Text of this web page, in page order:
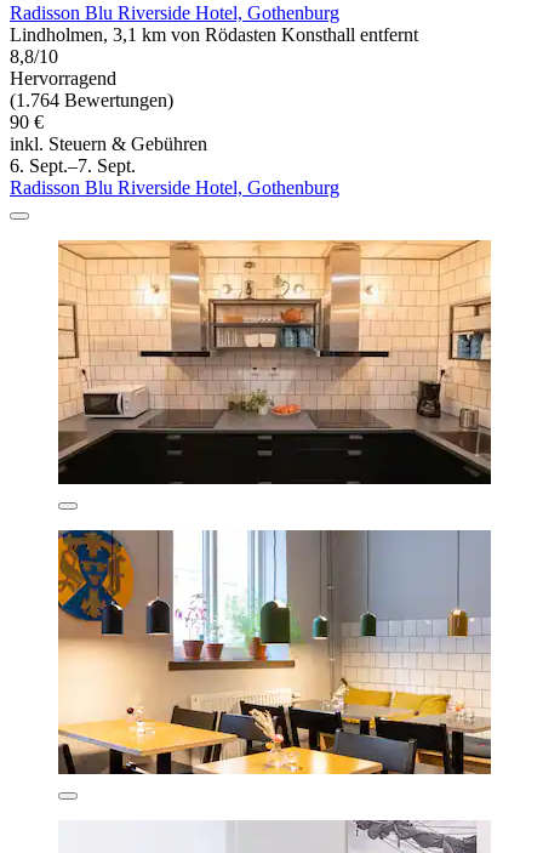
Radisson Blu Riverside Hotel, Gothenburg
Lindholmen, 3,1 km von Rödasten Konsthall entfernt
8,8/10
Hervorragend
(1.764 Bewertungen)
90 €
inkl. Steuern & Gebühren
6. Sept.–7. Sept.
Radisson Blu Riverside Hotel, Gothenburg